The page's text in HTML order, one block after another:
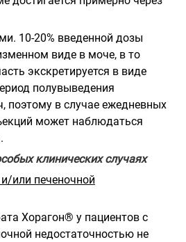
10-20% введенной дозы
виде в моче, в то
экскретируется в виде
полувыведения
поэтому в случае ежедневных
может наблюдаться
клинических случаях
или печеночной
Хорагон® у пациентов с
недостаточностью не